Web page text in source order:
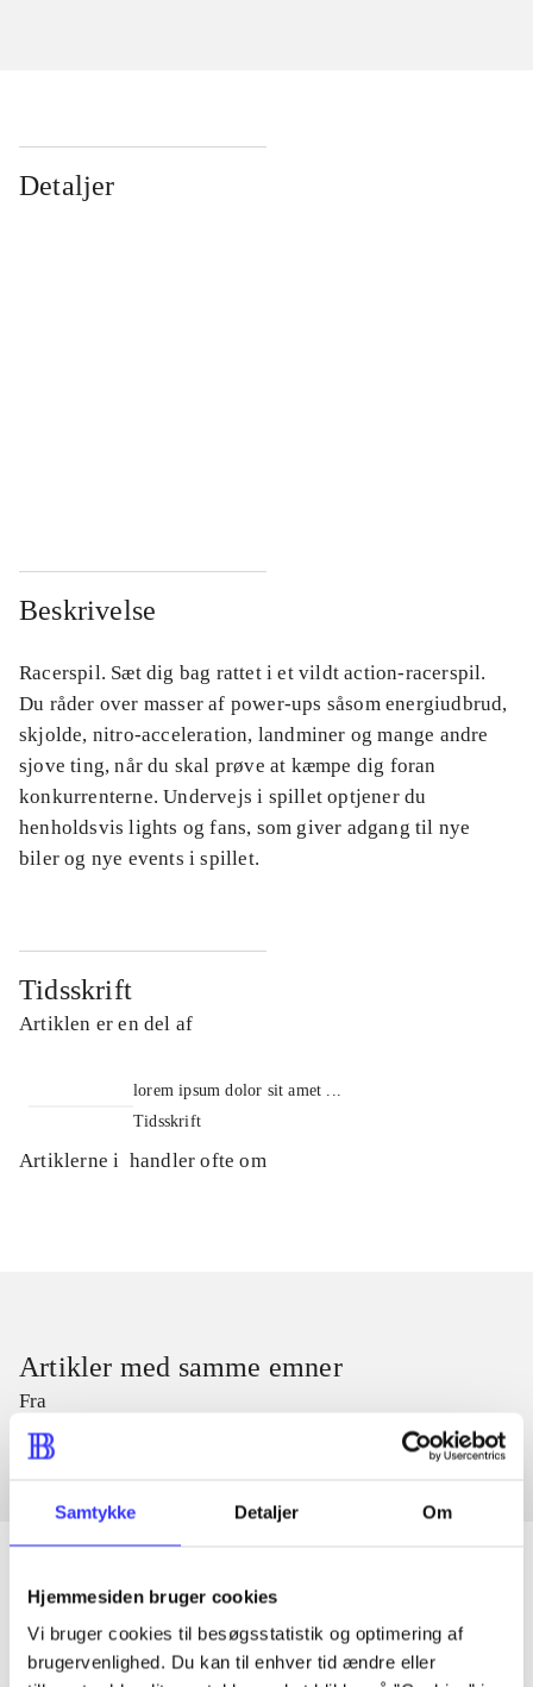
Samtykke Detaljer Om
Hjemmesiden bruger cookies
Vi bruger cookies til besøgsstatistik og optimering af
brugervenlighed. Du kan til enhver tid ændre eller
Detaljer
Beskrivelse
Racerspil. Sæt dig bag rattet i et vildt action-racerspil.
Du råder over masser af power-ups såsom energiudbrud,
skjolde, nitro-acceleration, landminer og mange andre
sjove ting, når du skal prøve at kæmpe dig foran
konkurrenterne. Undervejs i spillet optjener du
henholdsvis lights og fans, som giver adgang til nye
biler og nye events i spillet.
Tidsskrift
Artiklen er en del af
lorem ipsum dolor sit amet ...
Tidsskrift
Artiklerne i handler ofte om
Artikler med samme emner
Fra
Artikler
Alle registrerede artikler fordelt på udgivelser